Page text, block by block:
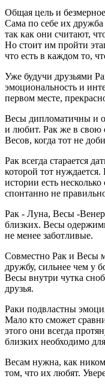
Общая цель и
Сама по себе их дружба
так как они считают,
Но стоит им пройти
что есть в каждом то,
Уже будучи друзьями
эмоциональность и
первом месте,
Весы дипломатичны и
и любит. Рак же в свою
Весов, когда тот не
Рак всегда старается
которой тот нуждается.
истории есть
спонтанно не
Рак - Луна, Весы -
близких. Весы
не менее заботливые.
Совместно Рак и Весы
дружбу, сильнее чем у
Весы внутри чутка
друзья.
Раки подвластны
Мало кто сможет
этого они всегда
близких необходимо
Весам нужна, как
том, что их любят.